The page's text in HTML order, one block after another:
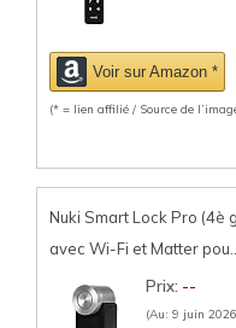
Voir sur Amazon *
(* = lien affilié / Source de
Nuki Smart Lock Pro (4è
avec Wi-Fi et Matter
Prix: --
(Au: 9 juin